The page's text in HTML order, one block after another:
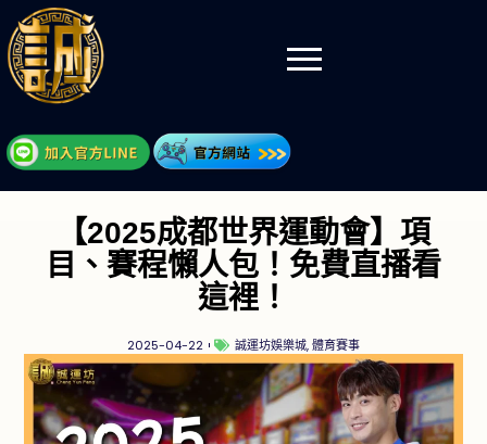
【2025成都世界運動會】項
目、賽程懶人包！免費直播看
這裡！
2025-04-22 誠運坊娛樂城,體育賽事